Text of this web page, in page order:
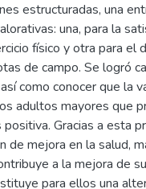
estructuradas, una
una, para la
físico y otra para el
de campo. Se logró
como conocer que la
adultos mayores que
Gracias a esta
de mejora en la salud,
a la mejora de
para ellos una